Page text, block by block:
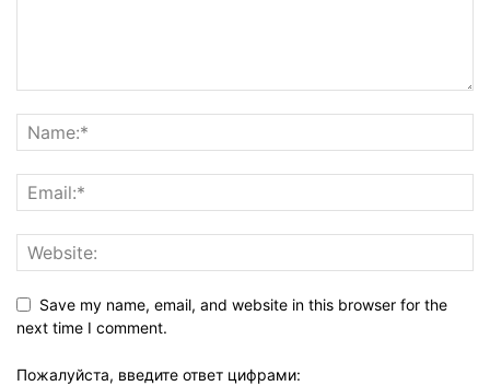
Save my name, email, and website in this browser for the
next time I comment.
Пожалуйста, введите ответ цифрами: